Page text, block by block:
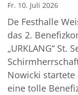
Fr. 10. Juli 2026
De Festhalle
das 2.
„URKLANG“ St.
Nowicki startete
eine tolle